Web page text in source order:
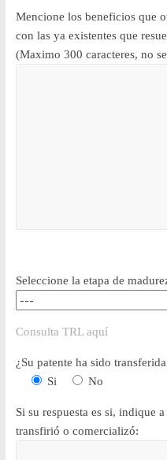
Mencione los beneficios que
con las ya existentes que
(Maximo 300 caracteres, no
Seleccione la etapa de
Consulta TRL aquí
¿Su patente ha sido
Si
No
Si su respuesta es si, indique
transfirió o comercializó: